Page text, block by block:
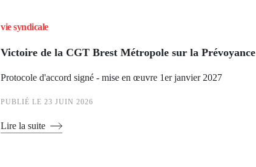
vie syndicale
Victoire de la CGT Brest Métropole sur la Prévoyance
Protocole d'accord signé - mise en œuvre 1er janvier 2027
PUBLIÉ LE23 JUIN 2026
Lire la suite